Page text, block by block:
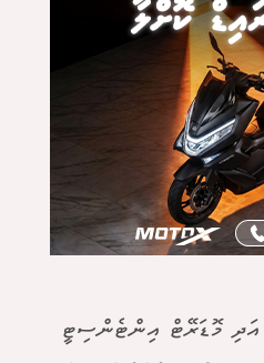
މޮޑަރޭޓް އިންޓެންސިޓީ